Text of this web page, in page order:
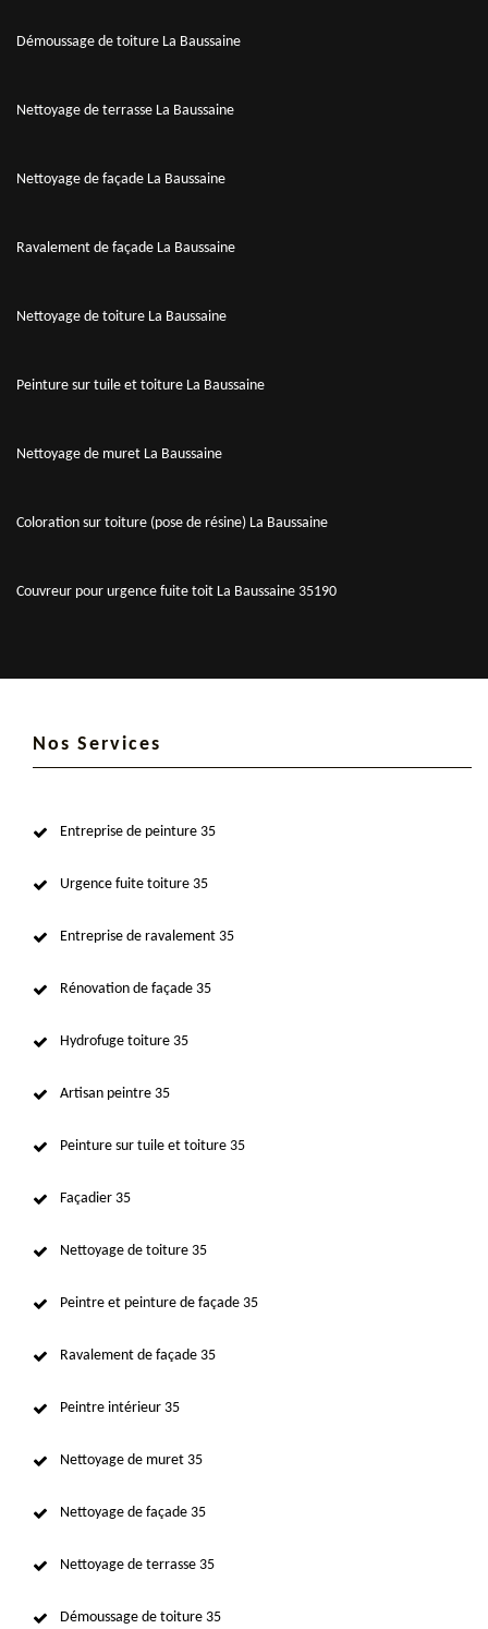
Démoussage de toiture La Baussaine
Nettoyage de terrasse La Baussaine
Nettoyage de façade La Baussaine
Ravalement de façade La Baussaine
Nettoyage de toiture La Baussaine
Peinture sur tuile et toiture La Baussaine
Nettoyage de muret La Baussaine
Coloration sur toiture (pose de résine) La Baussaine
Couvreur pour urgence fuite toit La Baussaine 35190
Nos Services
Entreprise de peinture 35
Urgence fuite toiture 35
Entreprise de ravalement 35
Rénovation de façade 35
Hydrofuge toiture 35
Artisan peintre 35
Peinture sur tuile et toiture 35
Façadier 35
Nettoyage de toiture 35
Peintre et peinture de façade 35
Ravalement de façade 35
Peintre intérieur 35
Nettoyage de muret 35
Nettoyage de façade 35
Nettoyage de terrasse 35
Démoussage de toiture 35